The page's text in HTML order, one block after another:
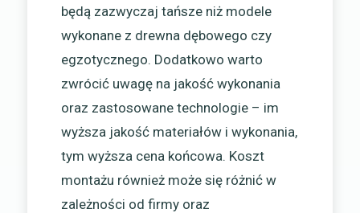
będą zazwyczaj tańsze niż modele
wykonane z drewna dębowego czy
egzotycznego. Dodatkowo warto
zwrócić uwagę na jakość wykonania
oraz zastosowane technologie – im
wyższa jakość materiałów i wykonania,
tym wyższa cena końcowa. Koszt
montażu również może się różnić w
zależności od firmy oraz